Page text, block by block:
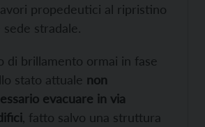
propedeutici al ripristino
stradale.
di brillamento ormai in fase
stato attuale non
evacuare in via
, fatto salvo una struttura